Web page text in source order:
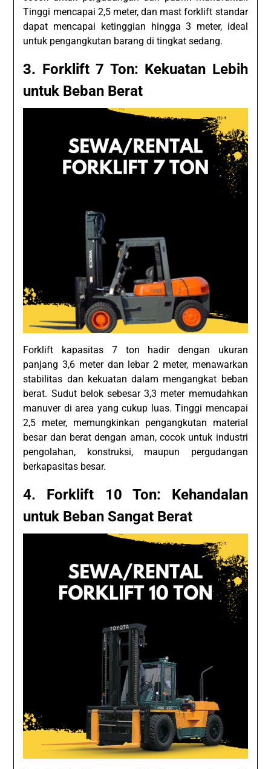
Tinggi mencapai 2,5 meter, dan mast forklift standar
dapat mencapai ketinggian hingga 3 meter, ideal
untuk pengangkutan barang di tingkat sedang.
3. Forklift 7 Ton: Kekuatan Lebih
untuk Beban Berat
Forklift kapasitas 7 ton hadir dengan ukuran
panjang 3,6 meter dan lebar 2 meter, menawarkan
stabilitas dan kekuatan dalam mengangkat beban
berat. Sudut belok sebesar 3,3 meter memudahkan
manuver di area yang cukup luas. Tinggi mencapai
2,5 meter, memungkinkan pengangkutan material
besar dan berat dengan aman, cocok untuk industri
pengolahan, konstruksi, maupun pergudangan
berkapasitas besar.
4. Forklift 10 Ton: Kehandalan
untuk Beban Sangat Berat